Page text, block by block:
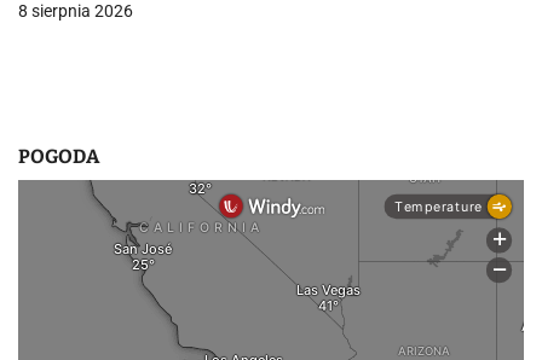
u
8 sierpnia 2026
POGODA